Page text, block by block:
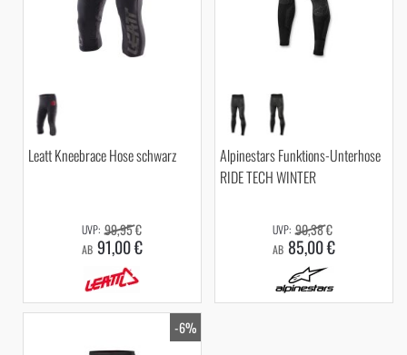
Leatt Kneebrace Hose schwarz
AB 91,00 €
99,95 €
Alpinestars Funktions-Unterhose
RIDE TECH WINTER
AB 85,00 €
90,38 €
-6%